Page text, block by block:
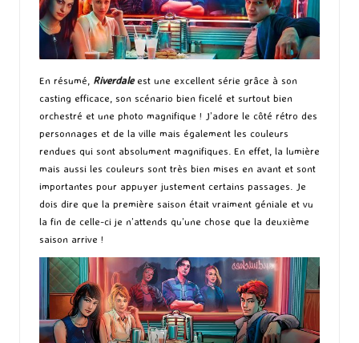
En résumé, Riverdaleest une excellent série grâce à son
casting efficace, son scénario bien ficelé et surtout bien
orchestré et une photo magnifique ! J’adore le côté rétro des
personnages et de la ville mais également les couleurs
rendues qui sont absolument magnifiques. En effet, la lumière
mais aussi les couleurs sont très bien mises en avant et sont
importantes pour appuyer justement certains passages. Je
dois dire que la première saison était vraiment géniale et vu
la fin de celle-ci je n’attends qu’une chose que la deuxième
saison arrive !